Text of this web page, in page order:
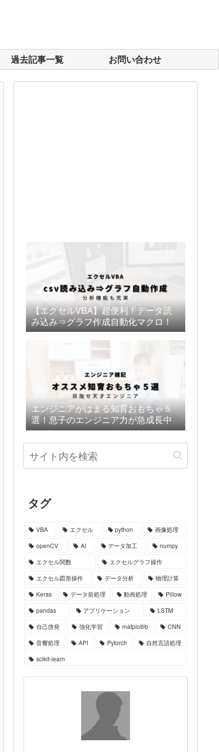
過去記事一覧 お問い合わせ
【エクセルVBA】超便利！データ読
み込み⇒グラフ作成自動化マクロ！
エンジニアがはまる知育おもちゃ５
選！息子のエンジニア力が急成長中
タグ
VBA エクセル python
画像処理
openCV
AI データ加工
numpy
エクセル関数
エクセルグラフ操作
エクセル図形操作
データ分析
物理計算
Keras
データ前処理 動画処理
Pillow
pandas
アプリケーション
LSTM
自己啓発
強化学習 matplotlib
CNN
音響処理
API Pytorch
自然言語処理
scikit-learn